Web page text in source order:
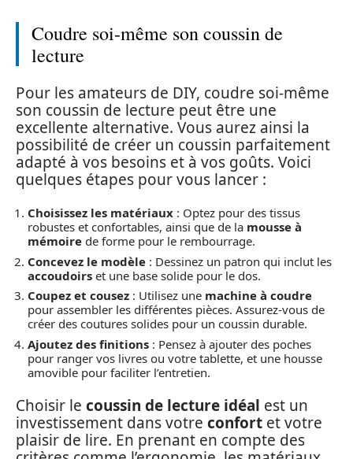
Coudre soi-même son coussin de
lecture
Pour les amateurs de DIY, coudre soi-même
son coussin de lecture peut être une
excellente alternative. Vous aurez ainsi la
possibilité de créer un coussin parfaitement
adapté à vos besoins et à vos goûts. Voici
quelques étapes pour vous lancer :
Choisissez les matériaux : Optez pour des tissus
robustes et confortables, ainsi que de la mousse à
mémoire de forme pour le rembourrage.
Concevez le modèle : Dessinez un patron qui inclut les
accoudoirs et une base solide pour le dos.
Coupez et cousez : Utilisez une machine à coudre
pour assembler les différentes pièces. Assurez-vous de
créer des coutures solides pour un coussin durable.
Ajoutez des finitions : Pensez à ajouter des poches
pour ranger vos livres ou votre tablette, et une housse
amovible pour faciliter l’entretien.
Choisir le coussin de lecture idéal est un
investissement dans votre confort et votre
plaisir de lire. En prenant en compte des